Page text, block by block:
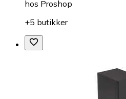
hos Proshop
+5 butikker